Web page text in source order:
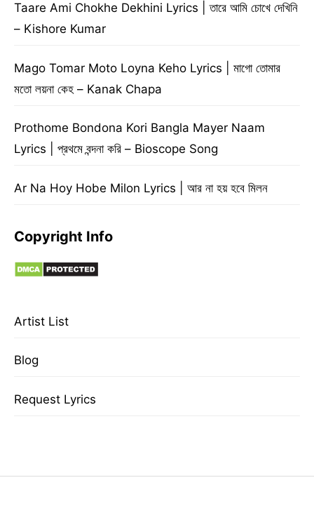
Taare Ami Chokhe Dekhini Lyrics | তারে আমি চোখে দেখিনি
– Kishore Kumar
Mago Tomar Moto Loyna Keho Lyrics | মাগো তোমার
মতো লয়না কেহ – Kanak Chapa
Prothome Bondona Kori Bangla Mayer Naam
Lyrics | প্রথমে বন্দনা করি – Bioscope Song
Ar Na Hoy Hobe Milon Lyrics | আর না হয় হবে মিলন
Copyright Info
Artist List
Blog
Request Lyrics